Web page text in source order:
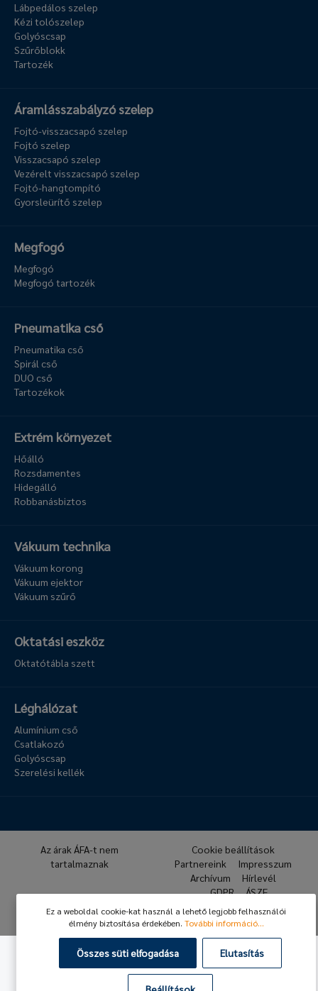
Lábpedálos szelep
Kézi tolószelep
Golyóscsap
Szűrőblokk
Tartozék
Áramlásszabályzó szelep
Fojtó-visszacsapó szelep
Fojtó szelep
Visszacsapó szelep
Vezérelt visszacsapó szelep
Fojtó-hangtompító
Gyorsleürítő szelep
Megfogó
Megfogó
Megfogó tartozék
Pneumatika cső
Pneumatika cső
Spirál cső
DUO cső
Tartozékok
Extrém környezet
Hőálló
Rozsdamentes
Hidegálló
Robbanásbiztos
Vákuum technika
Vákuum korong
Vákuum ejektor
Vákuum szűrő
Oktatási eszköz
Oktatótábla szett
Léghálózat
Alumínium cső
Csatlakozó
Golyóscsap
Szerelési kellék
© 2026 Hafner Pneumatika
Az árak ÁFA-t nem
tartalmaznak
Cookie beállítások
Partnereink
Impresszum
Archívum
Hírlevél
GDPR
ÁSZF
Ez a weboldal cookie-kat használ a lehető legjobb felhasználói
élmény biztosítása érdekében. További információ...
Összes süti elfogadása Elutasítás